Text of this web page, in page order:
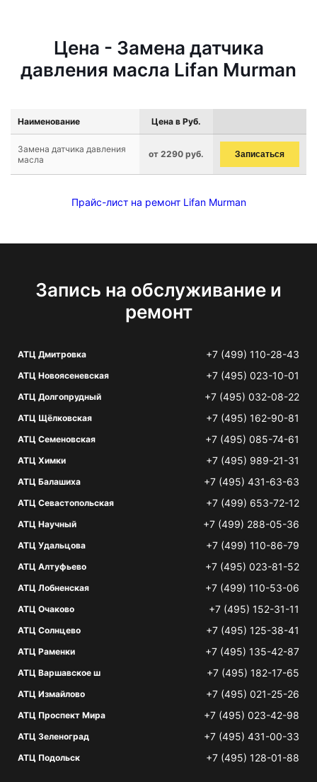
Цена - Замена датчика
давления масла Lifan Murman
Наименование Цена в Руб.
Замена датчика давления
масла
от 2290 руб. Записаться
Прайс-лист на ремонт Lifan Murman
Запись на обслуживание и
ремонт
АТЦ Дмитровка +7 (499) 110-28-43
АТЦ Новоясеневская +7 (495) 023-10-01
АТЦ Долгопрудный +7 (495) 032-08-22
АТЦ Щёлковская +7 (495) 162-90-81
АТЦ Семеновская +7 (495) 085-74-61
АТЦ Химки +7 (495) 989-21-31
АТЦ Балашиха +7 (495) 431-63-63
АТЦ Севастопольская +7 (499) 653-72-12
АТЦ Научный +7 (499) 288-05-36
АТЦ Удальцова +7 (499) 110-86-79
АТЦ Алтуфьево +7 (495) 023-81-52
АТЦ Лобненская +7 (499) 110-53-06
АТЦ Очаково +7 (495) 152-31-11
АТЦ Солнцево +7 (495) 125-38-41
АТЦ Раменки +7 (495) 135-42-87
АТЦ Варшавское ш +7 (495) 182-17-65
АТЦ Измайлово +7 (495) 021-25-26
АТЦ Проспект Мира +7 (495) 023-42-98
АТЦ Зеленоград +7 (495) 431-00-33
АТЦ Подольск +7 (495) 128-01-88